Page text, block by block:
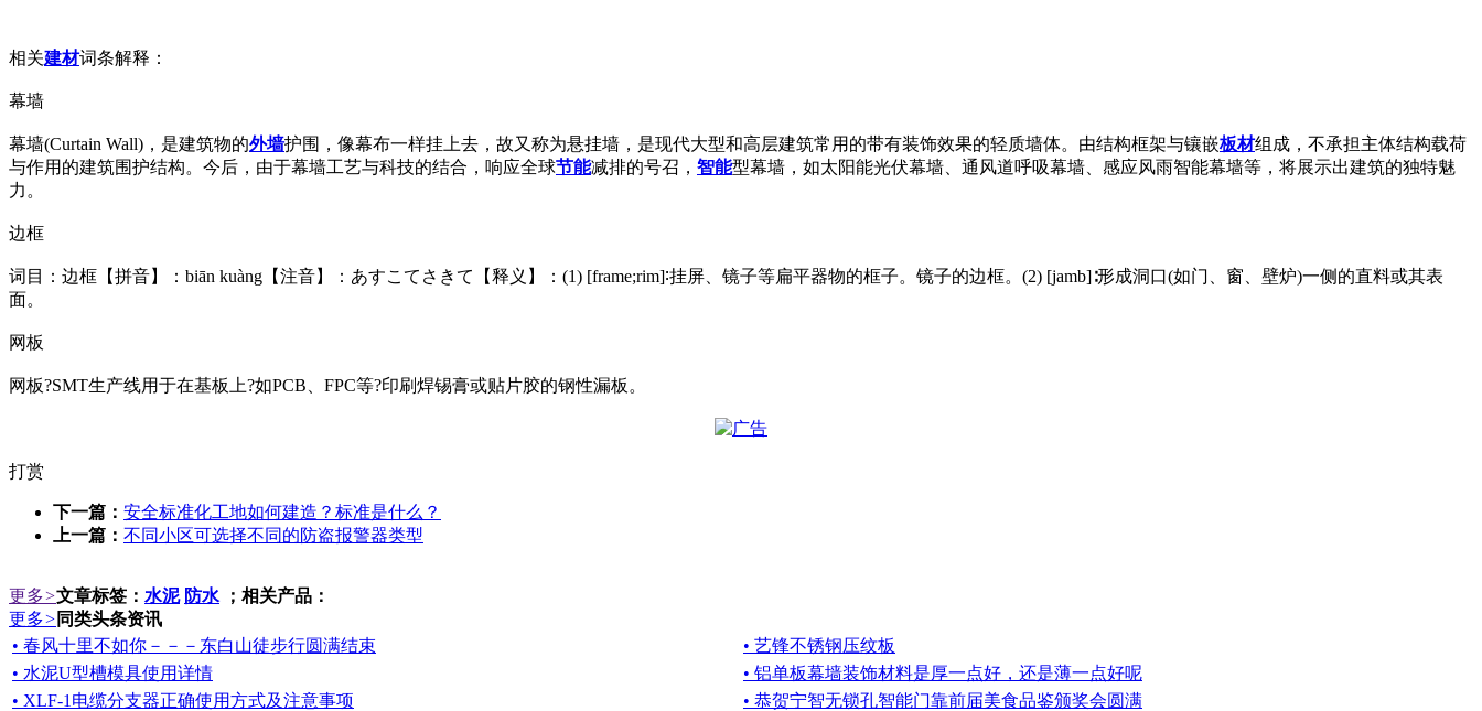
相关建材词条解释：
幕墙
幕墙(Curtain Wall)，是建筑物的外墙护围，像幕布一样挂上去，故又称为悬挂墙，是现代大型和高层建筑常用的带有装饰效果的轻质墙体。由结构框架与镶嵌板材组成，不承担主体结构载荷
与作用的建筑围护结构。今后，由于幕墙工艺与科技的结合，响应全球节能减排的号召， 智能型幕墙，如太阳能光伏幕墙、通风道呼吸幕墙、感应风雨智能幕墙等，将展示出建筑的独特魅
力。
边框
词目：边框【拼音】：biān kuàng【注音】：あすこてさきて【释义】：(1) [frame;rim]∶挂屏、镜子等扁平器物的框子。镜子的边框。(2) [jamb]∶形成洞口(如门、窗、壁炉)一侧的直料或其表
面。
网板
网板?SMT生产线用于在基板上?如PCB、FPC等?印刷焊锡膏或贴片胶的钢性漏板。
打赏
下一篇： 安全标准化工地如何建造？标准是什么？
上一篇： 不同小区可选择不同的防盗报警器类型
更多>文章标签： 水泥 防水 ；相关产品：
更多> 同类头条资讯
• 春风十里不如你－－－东白山徒步行圆满结束
• 艺锋不锈钢压纹板
• 水泥U型槽模具使用详情
• 铝单板幕墙装饰材料是厚一点好，还是薄一点好呢
• XLF-1电缆分支器正确使用方式及注意事项
• 恭贺宁智无锁孔智能门靠前届美食品鉴颁奖会圆满